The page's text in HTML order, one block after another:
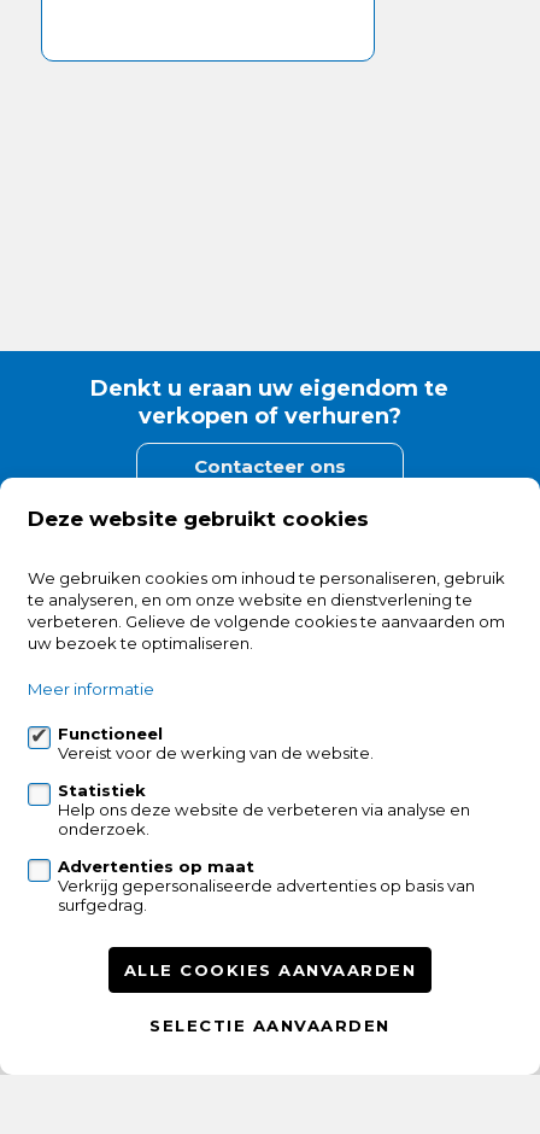
Denkt u eraan uw eigendom te
verkopen of verhuren?
Contacteer ons
Heist Immo
Noordstraat 2a
2220 Heist-op-den-Berg
+32 495 24 55 55
info@heistimmo.be
Volg ons op:
Verkoop
Contacteer ons
Wie zijn wij
Wijzig cookie voorkeuren
Deze website gebruikt cookies
We gebruiken cookies om inhoud te personaliseren, gebruik
te analyseren, en om onze website en dienstverlening te
verbeteren. Gelieve de volgende cookies te aanvaarden om
uw bezoek te optimaliseren.
Meer informatie
Functioneel
Vereist voor de werking van de website.
Statistiek
Help ons deze website de verbeteren via analyse en
onderzoek.
Advertenties op maat
Verkrijg gepersonaliseerde advertenties op basis van
surfgedrag.
ALLE COOKIES AANVAARDEN
SELECTIE AANVAARDEN